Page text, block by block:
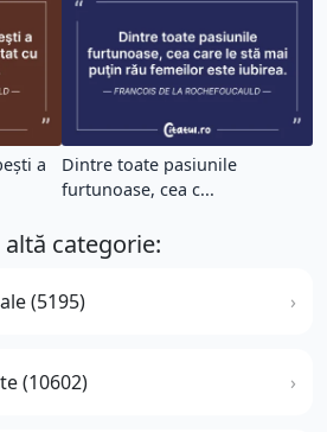
a
Dintre toate pasiunile
furtunoase, cea c...
categorie:
(5195)
(10602)